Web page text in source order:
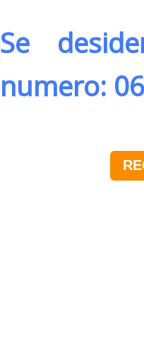
Se
numero: